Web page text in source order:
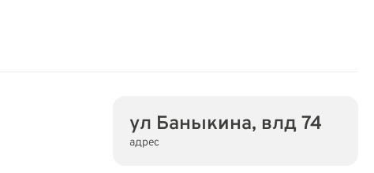
ул Баныкина, влд 74
адрес